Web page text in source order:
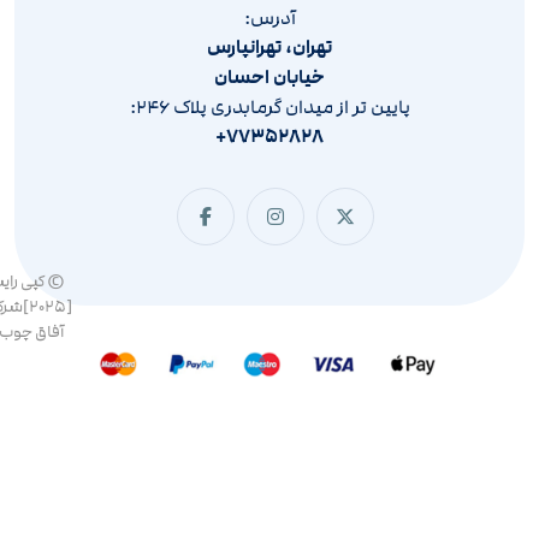
آدرس:
تهران، تهرانپارس
خیابان احسان
پایین تر از میدان گرمابدری پلاک ۲۴۶:
۷۷۳۵۲۸۲۸+
© کپی
آفاق